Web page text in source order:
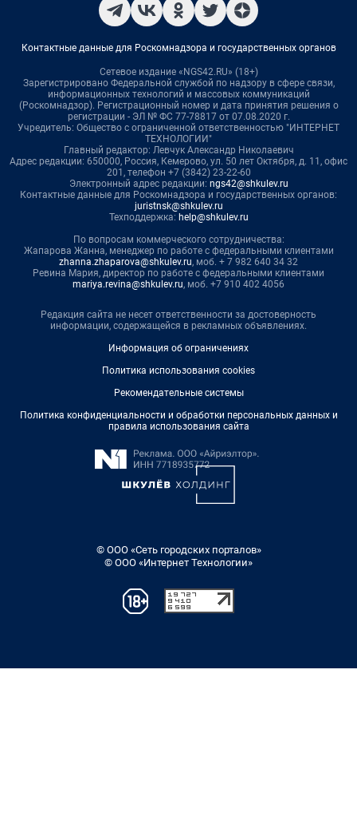
Контактные данные для Роскомнадзора и государственных органов
Сетевое издание «NGS42.RU» (18+)
Зарегистрировано Федеральной службой по надзору в сфере связи,
информационных технологий и массовых коммуникаций
(Роскомнадзор). Регистрационный номер и дата принятия решения о
регистрации - ЭЛ № ФС 77-78817 от 07.08.2020 г.
Учредитель: Общество с ограниченной ответственностью "ИНТЕРНЕТ
ТЕХНОЛОГИИ"
Главный редактор: Левчук Александр Николаевич
Адрес редакции: 650000, Россия, Кемерово, ул. 50 лет Октября, д. 11, офис
201, телефон +7 (3842) 23-22-60
Электронный адрес редакции: ngs42@shkulev.ru
Контактные данные для Роскомнадзора и государственных органов:
juristnsk@shkulev.ru
Техподдержка: help@shkulev.ru
По вопросам коммерческого сотрудничества:
Жапарова Жанна, менеджер по работе с федеральными клиентами
zhanna.zhaparova@shkulev.ru, моб. + 7 982 640 34 32
Ревина Мария, директор по работе с федеральными клиентами
mariya.revina@shkulev.ru, моб. +7 910 402 4056
Редакция сайта не несет ответственности за достоверность
информации, содержащейся в рекламных объявлениях.
Информация об ограничениях
Политика использования cookies
Рекомендательные системы
Политика конфиденциальности и обработки персональных данных и
правила использования сайта
© ООО «Сеть городских порталов»
© ООО «Интернет Технологии»